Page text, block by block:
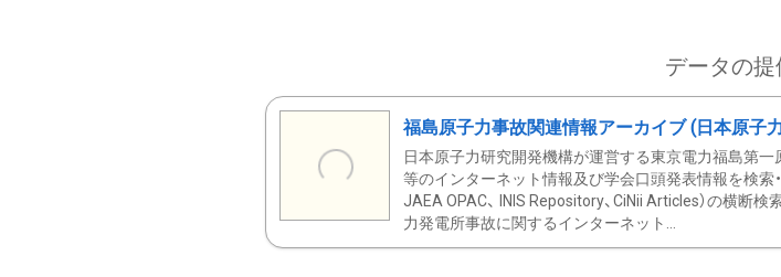
データの提
福島原子力事故関連情報アーカイブ (日本原子
日本原子力研究開発機構が運営する東京電力福島第一
等のインターネット情報及び学会口頭発表情報を検索
JAEA OPAC、 INIS Repository、CiNii Articles）の横断
力発電所事故に関するインターネット...